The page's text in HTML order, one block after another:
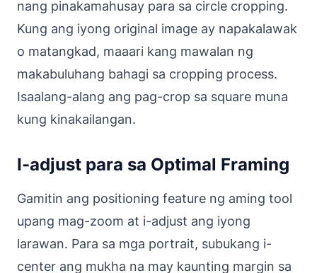
nang pinakamahusay para sa circle cropping.
Kung ang iyong original image ay napakalawak
o matangkad, maaari kang mawalan ng
makabuluhang bahagi sa cropping process.
Isaalang-alang ang pag-crop sa square muna
kung kinakailangan.
I-adjust para sa Optimal Framing
Gamitin ang positioning feature ng aming tool
upang mag-zoom at i-adjust ang iyong
larawan. Para sa mga portrait, subukang i-
center ang mukha na may kaunting margin sa